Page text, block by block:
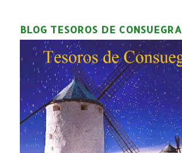
BLOG TESOROS DE CONSUEGRA